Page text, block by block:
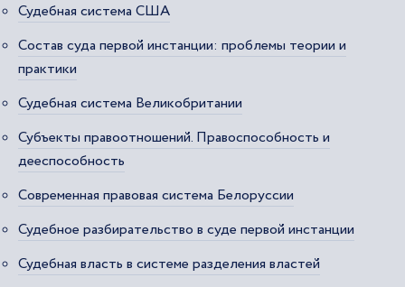
Судебная система США
Состав суда первой инстанции: проблемы теории и
практики
Судебная система Великобритании
Субъекты правоотношений. Правоспособность и
дееспособность
Современная правовая система Белоруссии
Судебное разбирательство в суде первой инстанции
Судебная власть в системе разделения властей